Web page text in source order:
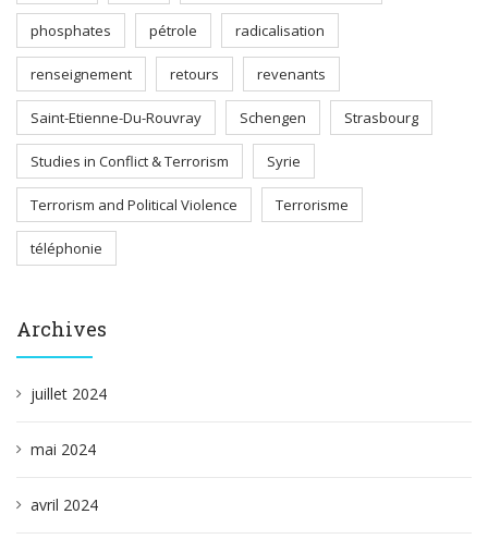
phosphates pétrole radicalisation
renseignement retours revenants
Saint-Etienne-Du-Rouvray Schengen Strasbourg
Studies in Conflict & Terrorism Syrie
Terrorism and Political Violence Terrorisme
téléphonie
Archives
juillet 2024
mai 2024
avril 2024